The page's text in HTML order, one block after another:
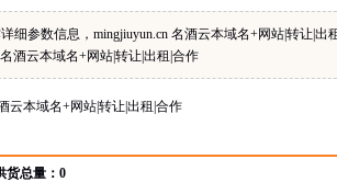
细参数信息，mingjiuyun.cn 名酒云本域名+网站|转让|出
酒云本域名+网站|转让|出租|合作
总量：0